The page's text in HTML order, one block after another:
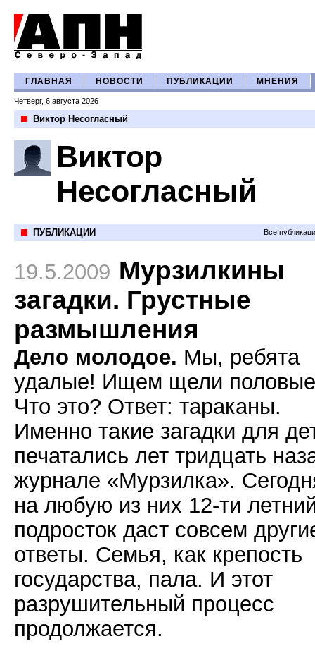
ГЛАВНАЯ НОВОСТИ ПУБЛИКАЦИИ МНЕНИЯ
Четверг, 6 августа 2026
Виктор Несогласный
Виктор
Несогласный
ПУБЛИКАЦИИ Все
19.5.2009 Мурзилкины
загадки. Грустные
размышления
Дело молодое. Мы, ребята
удалые! Ищем щели
Что это? Ответ: тараканы.
Именно такие загадки для
печатались лет тридцать
журнале «Мурзилка».
на любую из них 12-ти
подросток даст совсем
ответы. Семья, как крепость
государства, пала. И этот
разрушительный процесс
продолжается.